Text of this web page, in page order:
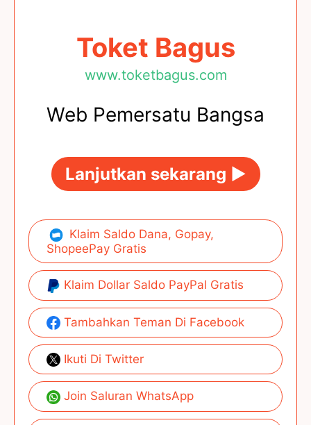
Toket Bagus
www.toketbagus.com
Web Pemersatu Bangsa
Lanjutkan sekarang ►
Klaim Saldo Dana, Gopay,
ShopeePay Gratis
Klaim Dollar Saldo PayPal Gratis
Tambahkan Teman Di Facebook
Ikuti Di Twitter
Join Saluran WhatsApp